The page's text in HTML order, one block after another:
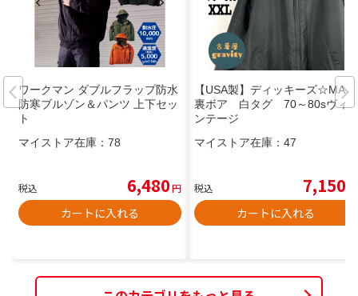
ワークマン ダブルフラップ防水
防寒ブルゾン＆パンツ 上下セッ
ト
マイストア在庫： 78
税込 6,480円
カートに入れる
【USA製】ディッキーズ☆MA-1
裏ボア 白タグ 70～80sヴィ
ンテージ
マイストア在庫： 47
税込 7,150
カートに入れる